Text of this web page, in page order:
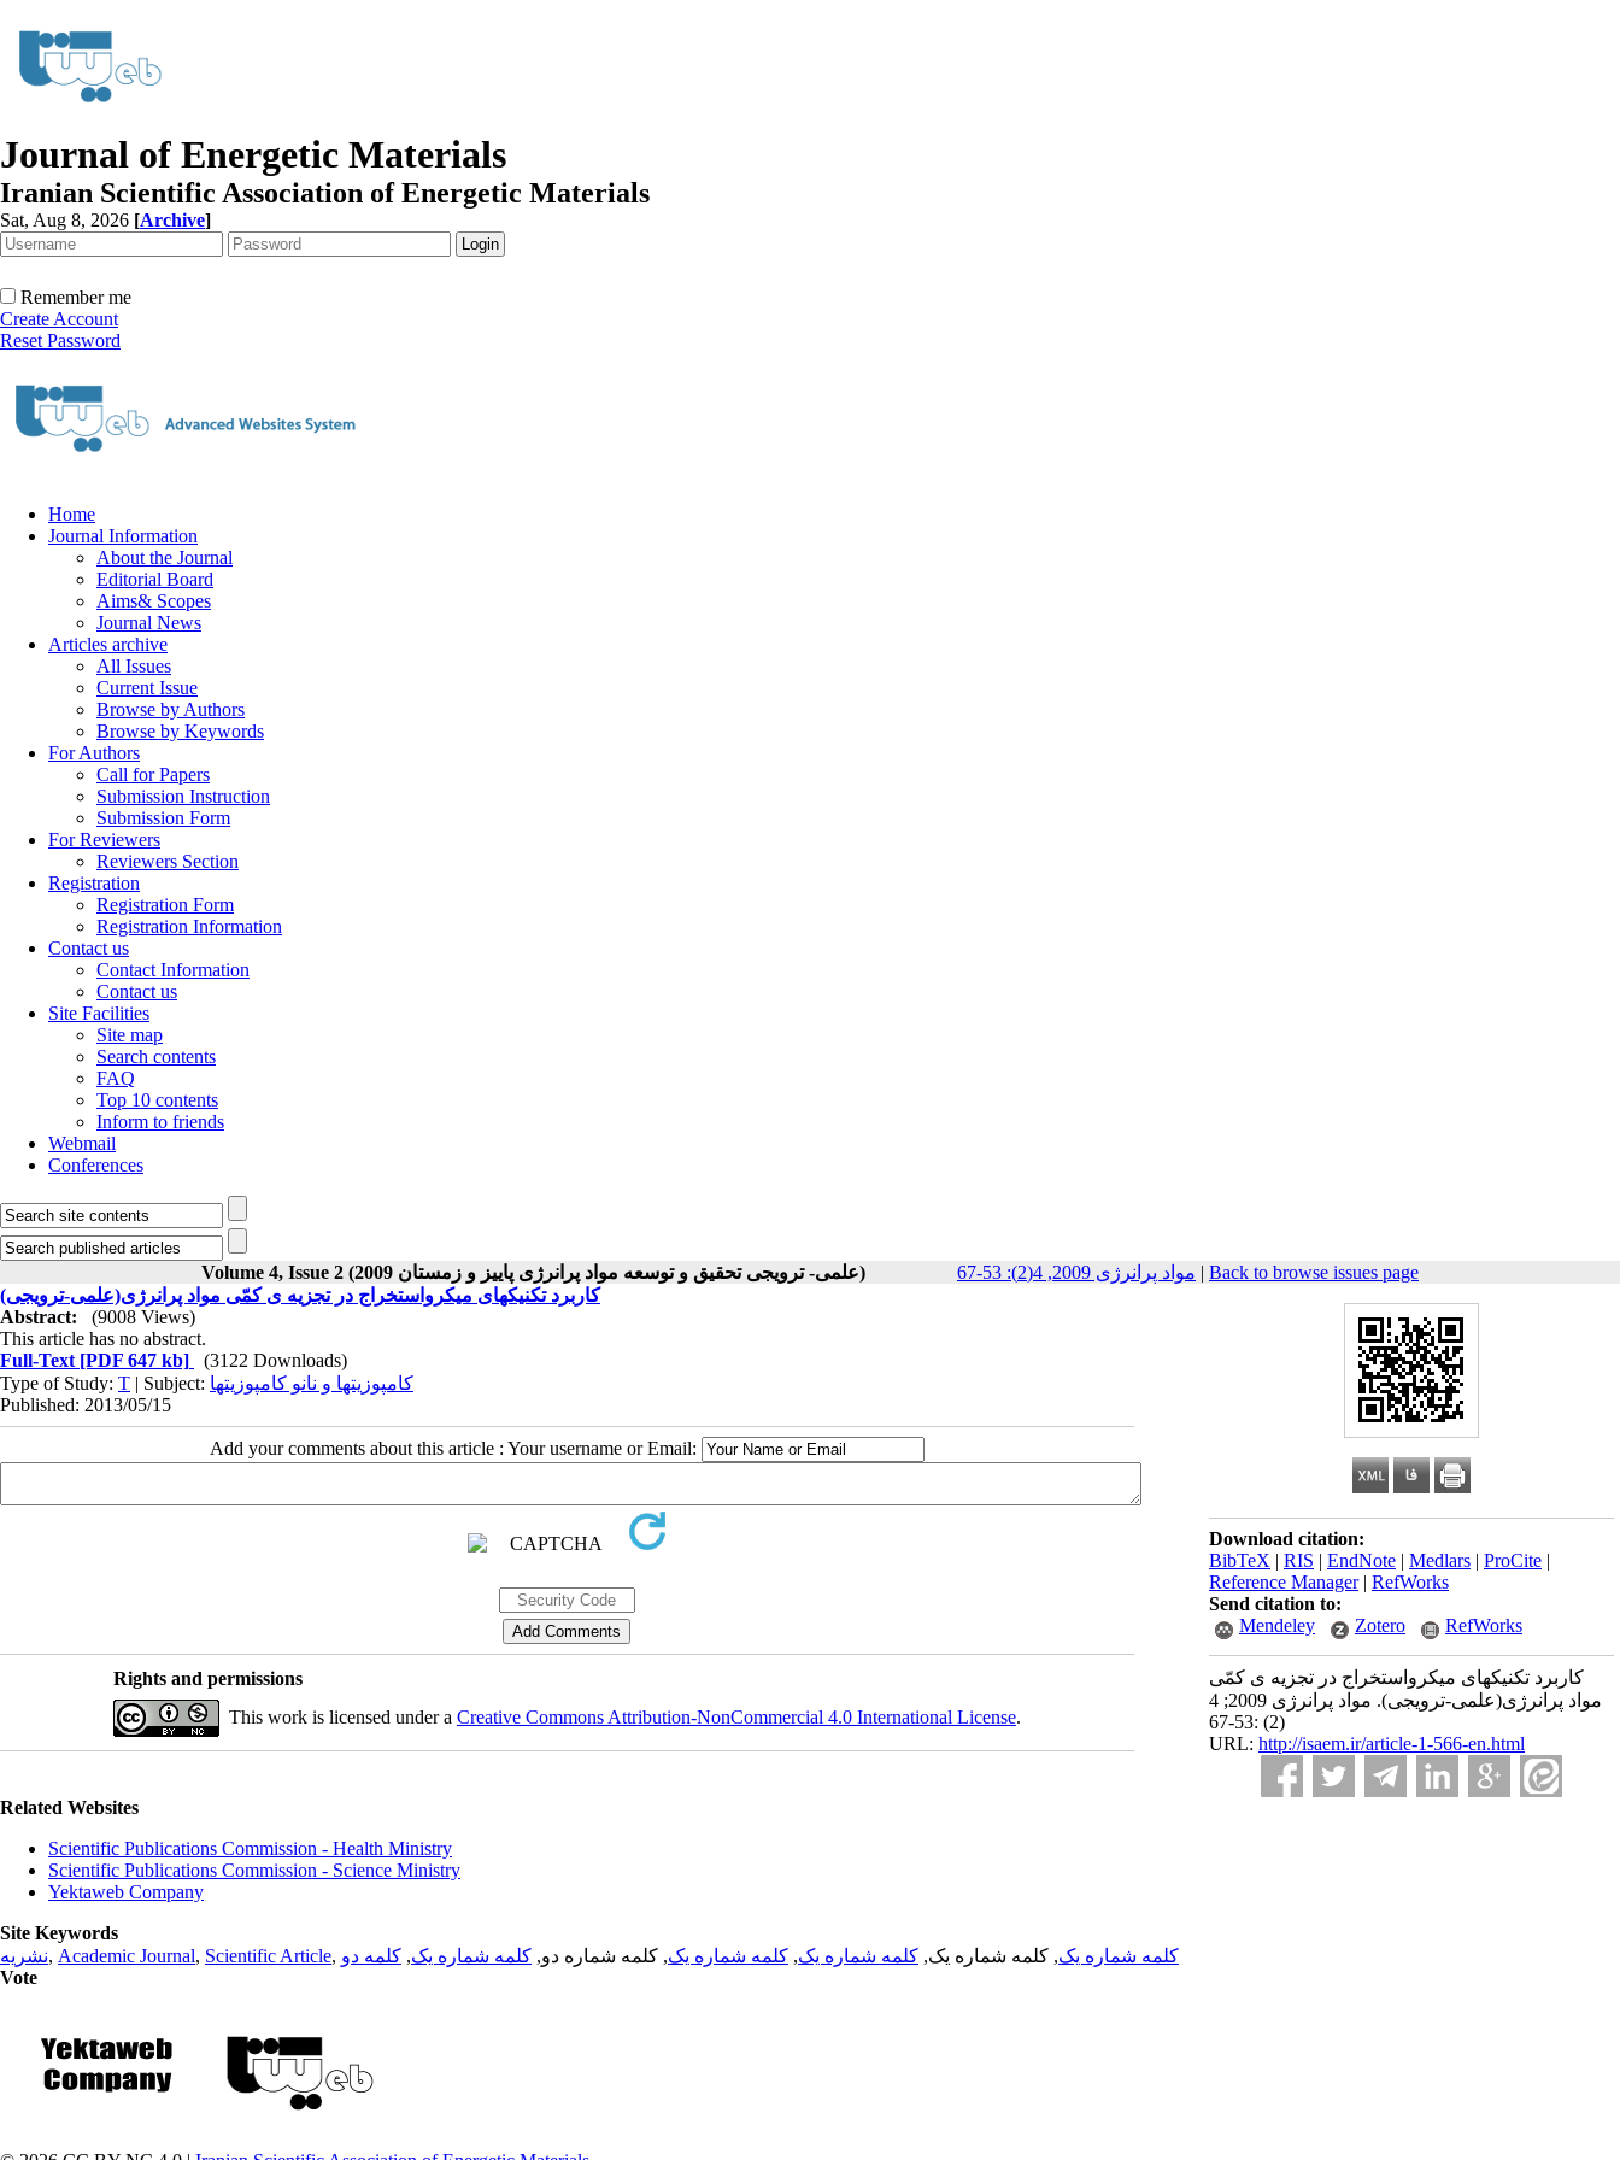
Journal of Energetic Materials
Iranian Scientific Association of Energetic Materials
Sat, Aug 8, 2026 [Archive]
Remember me
Create Account
Reset Password
Home
Journal Information
About the Journal
Editorial Board
Aims& Scopes
Journal News
Articles archive
All Issues
Current Issue
Browse by Authors
Browse by Keywords
For Authors
Call for Papers
Submission Instruction
Submission Form
For Reviewers
Reviewers Section
Registration
Registration Form
Registration Information
Contact us
Contact Information
Contact us
Site Facilities
Site map
Search contents
FAQ
Top 10 contents
Inform to friends
Webmail
Conferences
Volume 4, Issue 2 (علمی- ترویجی تحقیق و توسعه مواد پرانرژی پاییز و زمستان 2009) مواد پرانرژی 2009, 4(2): 53-67 | Back to browse issues page
Download citation:
BibTeX | RIS | EndNote | Medlars | ProCite |
Reference Manager| RefWorks
Send citation to:
Mendeley
Zotero RefWorks
کاربرد تکنیکهای میکرواستخراج در تجزیه ی کمّی
مواد پرانرژی(علمی-ترویجی). مواد پرانرژی 2009; 4
(2) :53-67
URL: http://isaem.ir/article-1-566-en.html
کاربرد تکنیکهای میکرواستخراج در تجزیه ی کمّی مواد پرانرژی(علمی-ترویجی)
Abstract:
(9008 Views)
This article has no abstract.
Full-Text [PDF 647 kb]
(3122 Downloads)
Type of Study: T | Subject: کامپوزیتها و نانو کامپوزیتها
Published: 2013/05/15
Add your comments about this article : Your username or Email:
Rights and permissions
This work is licensed under a Creative Commons Attribution-NonCommercial 4.0 International License.
Related Websites
Scientific Publications Commission - Health Ministry
Scientific Publications Commission - Science Ministry
Yektaweb Company
Site Keywords
نشریه, Academic Journal, Scientific Article, کلمه شماره یک, کلمه شماره یک, کلمه شماره یک, کلمه شماره یک, کلمه شماره دو, کلمه شماره یک, کلمه دو
Vote